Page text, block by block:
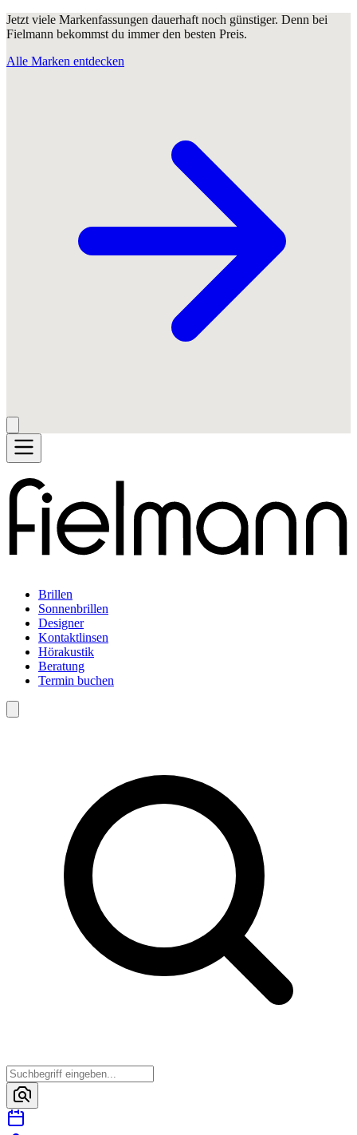
Jetzt viele Markenfassungen dauerhaft noch günstiger. Denn bei
Fielmann bekommst du immer den besten Preis.
Alle Marken entdecken
Brillen
Sonnenbrillen
Designer
Kontaktlinsen
Hörakustik
Beratung
Termin buchen